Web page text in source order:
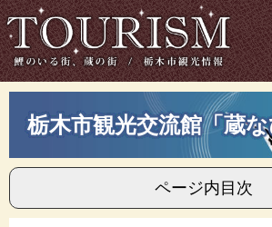
ペ
ー
ジ
の
先
メ
ニ
ュ
ー
を
て
本
文
へ
TOURISM～栃木市観光情報
び」栃木市観光交流館「蔵
ページ内目次